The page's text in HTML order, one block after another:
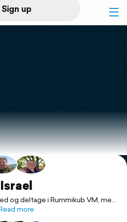
Sign up
Log in
Israel
og deltage i Rummikub VM, men
det. Vi starter i Tel Aviv, besøger
ved Rødehavet og slutter i
more